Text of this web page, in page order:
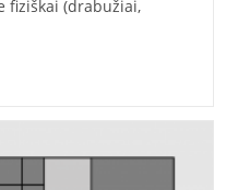
fiziškai (drabužiai,